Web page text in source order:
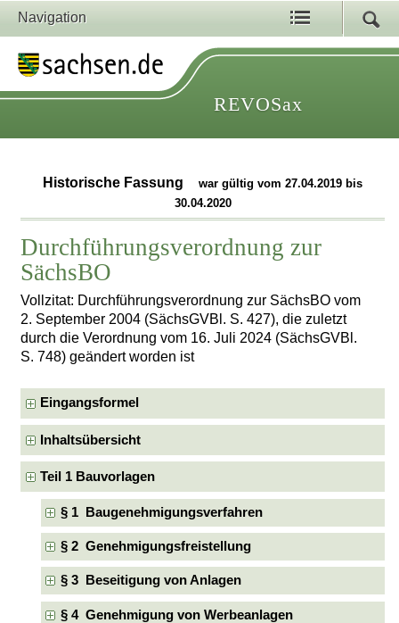
Navigation
REVOSax
Historische Fassung
war gültig vom 27.04.2019 bis
30.04.2020
Durchführungsverordnung zur
SächsBO
Vollzitat: Durchführungsverordnung zur SächsBO vom
2. September 2004 (SächsGVBl. S. 427), die zuletzt
durch die Verordnung vom 16. Juli 2024 (SächsGVBl.
S. 748) geändert worden ist
Eingangsformel
Inhaltsübersicht
Teil 1 Bauvorlagen
§ 1 Baugenehmigungsverfahren
§ 2 Genehmigungsfreistellung
§ 3 Beseitigung von Anlagen
§ 4 Genehmigung von Werbeanlagen